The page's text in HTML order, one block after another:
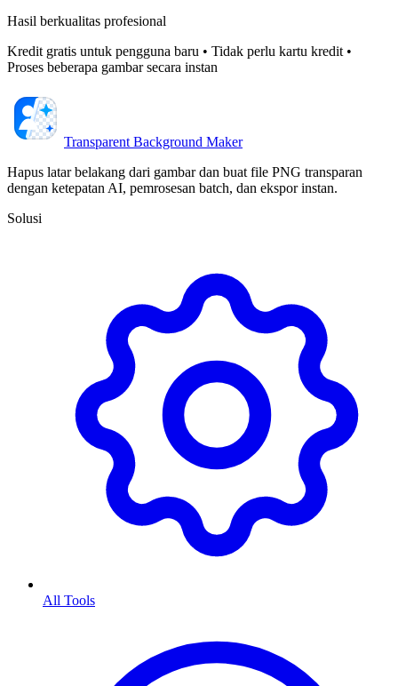
Hasil berkualitas profesional
Kredit gratis untuk pengguna baru • Tidak perlu kartu kredit •
Proses beberapa gambar secara instan
Transparent Background Maker
Hapus latar belakang dari gambar dan buat file PNG transparan
dengan ketepatan AI, pemrosesan batch, dan ekspor instan.
Solusi
All Tools